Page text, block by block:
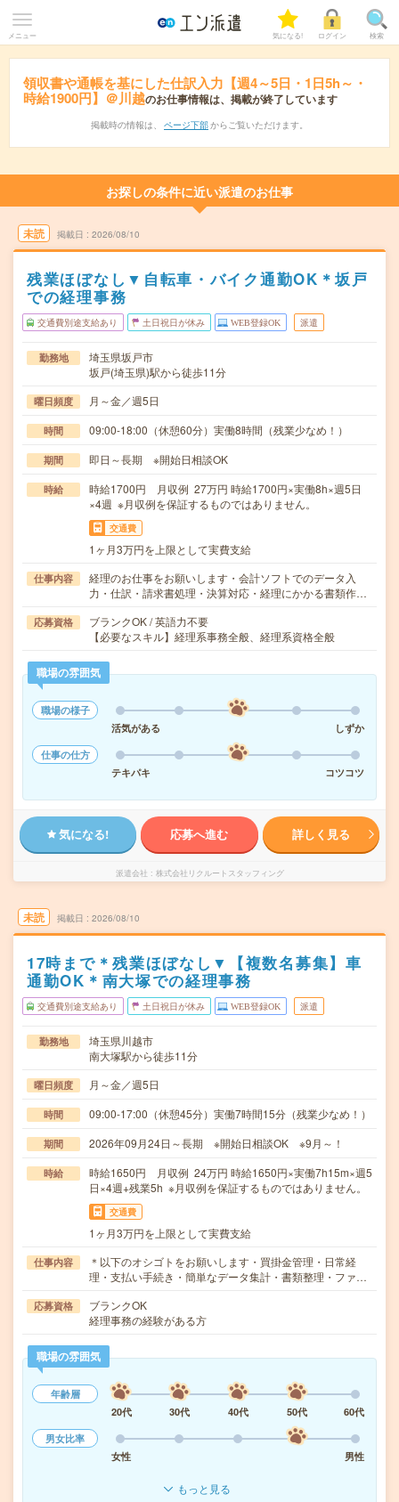
メニュー 気になる! ログイン 検索
領収書や通帳を基にした仕訳入力【週4～5日・1日5h～・
時給1900円】＠川越のお仕事情報は、掲載が終了しています
掲載時の情報は、 ページ下部 からご覧いただけます。
お探しの条件に近い派遣のお仕事
未読 掲載日 2026/08/10
残業ほぼなし▼自転車・バイク通勤OK＊坂戸
での経理事務
交通費別途支給あり 土日祝日が休み WEB登録OK 派遣
勤務地
埼玉県坂戸市
坂戸(埼玉県)駅から徒歩11分
曜日頻度 月～金／週5日
時間 09:00-18:00（休憩60分）実働8時間（残業少なめ！）
期間 即日～長期 ※開始日相談OK
時給
時給1700円 月収例 27万円 時給1700円×実働8h×週5日
×4週 ※月収例を保証するものではありません。
交通費
1ヶ月3万円を上限として実費支給
仕事内容
経理のお仕事をお願いします・会計ソフトでのデータ入
力・仕訳・請求書処理・決算対応・経理にかかる書類作…
応募資格
ブランクOK / 英語力不要
【必要なスキル】経理系事務全般、経理系資格全般
職場の雰囲気
職場の様子
活気がある
しずか
仕事の仕方
テキパキ
コツコツ
気になる! 応募へ進む 詳しく見る
派遣会社 株式会社リクルートスタッフィング
未読 掲載日 2026/08/10
17時まで＊残業ほぼなし▼【複数名募集】車
通勤OK＊南大塚での経理事務
交通費別途支給あり 土日祝日が休み WEB登録OK 派遣
勤務地
埼玉県川越市
南大塚駅から徒歩11分
曜日頻度 月～金／週5日
時間 09:00-17:00（休憩45分）実働7時間15分（残業少なめ！）
期間 2026年09月24日～長期 ※開始日相談OK ※9月～！
時給
時給1650円 月収例 24万円 時給1650円×実働7h15m×週5
日×4週+残業5h ※月収例を保証するものではありません。
交通費
1ヶ月3万円を上限として実費支給
仕事内容
＊以下のオシゴトをお願いします・買掛金管理・日常経
理・支払い手続き・簡単なデータ集計・書類整理・ファ…
応募資格
ブランクOK
経理事務の経験がある方
職場の雰囲気
年齢層
20代
30代 40代 50代
60代
男女比率
女性
男性
もっと見る